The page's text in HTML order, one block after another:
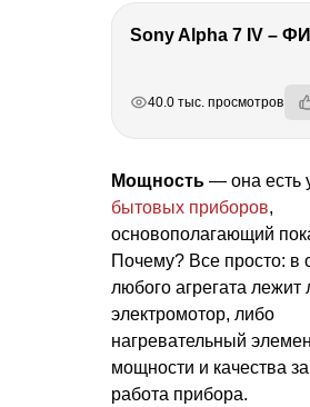
40.0 тыс. просмотров
Мощность — она есть
бытовых приборов,
основополагающий
Почему? Все просто: в
любого агрегата лежит
электромотор, либо
нагревательный
мощности и качества
работа прибора.